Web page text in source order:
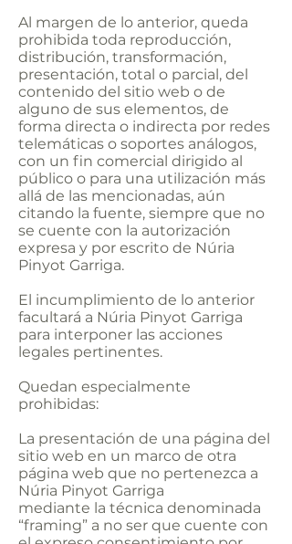
Al margen de lo anterior, queda
prohibida toda reproducción,
distribución, transformación,
presentación, total o parcial, del
contenido del sitio web o de
alguno de sus elementos, de
forma directa o indirecta por redes
telemáticas o soportes análogos,
con un fin comercial dirigido al
público o para una utilización más
allá de las mencionadas, aún
citando la fuente, siempre que no
se cuente con la autorización
expresa y por escrito de Núria
Pinyot Garriga.
El incumplimiento de lo anterior
facultará a Núria Pinyot Garriga
para interponer las acciones
legales pertinentes.
Quedan especialmente
prohibidas:
La presentación de una página del
sitio web en un marco de otra
página web que no pertenezca a
Núria Pinyot Garriga
mediante la técnica denominada
“framing” a no ser que cuente con